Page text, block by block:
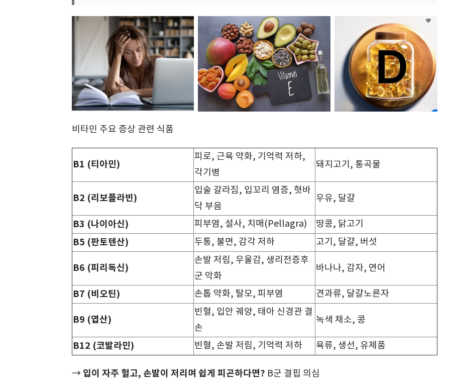
비타민 주요 증상 관련 식품
B1 (티아민)
피로, 근육 약화, 기억력 저하,
각기병
돼지고기, 통곡물
B2 (리보플라빈)
입술 갈라짐, 입꼬리 염증, 혓바
닥 부음
우유, 달걀
B3 (나이아신) 피부염, 설사, 치매(Pellagra) 땅콩, 닭고기
B5 (판토텐산) 두통, 불면, 감각 저하 고기, 달걀, 버섯
B6 (피리독신)
손발 저림, 우울감, 생리전증후
군 악화
바나나, 감자, 연어
B7 (비오틴) 손톱 약화, 탈모, 피부염 견과류, 달걀노른자
B9 (엽산)
빈혈, 입안 궤양, 태아 신경관 결
손
녹색 채소, 콩
B12 (코발라민) 빈혈, 손발 저림, 기억력 저하 육류, 생선, 유제품
→ 입이 자주 헐고, 손발이 저리며 쉽게 피곤하다면? B군 결핍 의심